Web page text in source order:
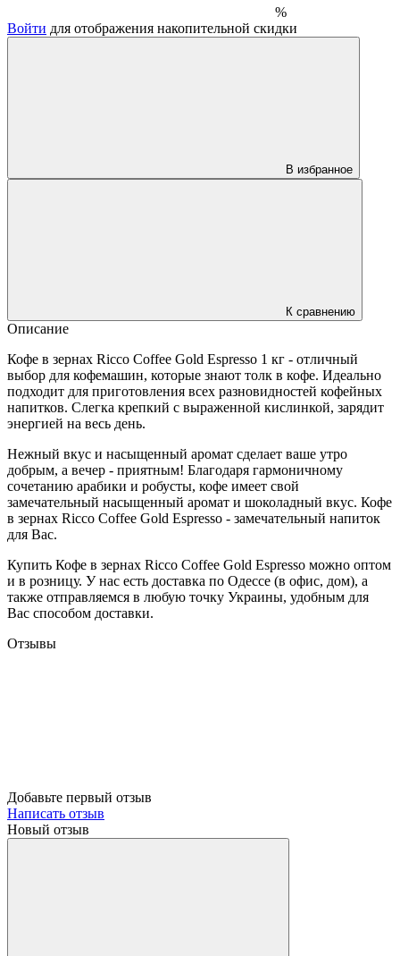
%
Войти для отображения накопительной скидки
В избранное
К сравнению
Описание
Кофе в зернах Ricco Coffee Gold Espresso 1 кг - отличный
выбор для кофемашин, которые знают толк в кофе. Идеально
подходит для приготовления всех разновидностей кофейных
напитков. Слегка крепкий с выраженной кислинкой, зарядит
энергией на весь день.
Нежный вкус и насыщенный аромат сделает ваше утро
добрым, а вечер - приятным! Благодаря гармоничному
сочетанию арабики и робусты, кофе имеет свой
замечательный насыщенный аромат и шоколадный вкус. Кофе
в зернах Ricco Coffee Gold Espresso - замечательный напиток
для Вас.
Купить Кофе в зернах Ricco Coffee Gold Espresso можно оптом
и в розницу. У нас есть доставка по Одессе (в офис, дом), а
также отправляемся в любую точку Украины, удобным для
Вас способом доставки.
Отзывы
Добавьте первый отзыв
Написать отзыв
Новый отзыв